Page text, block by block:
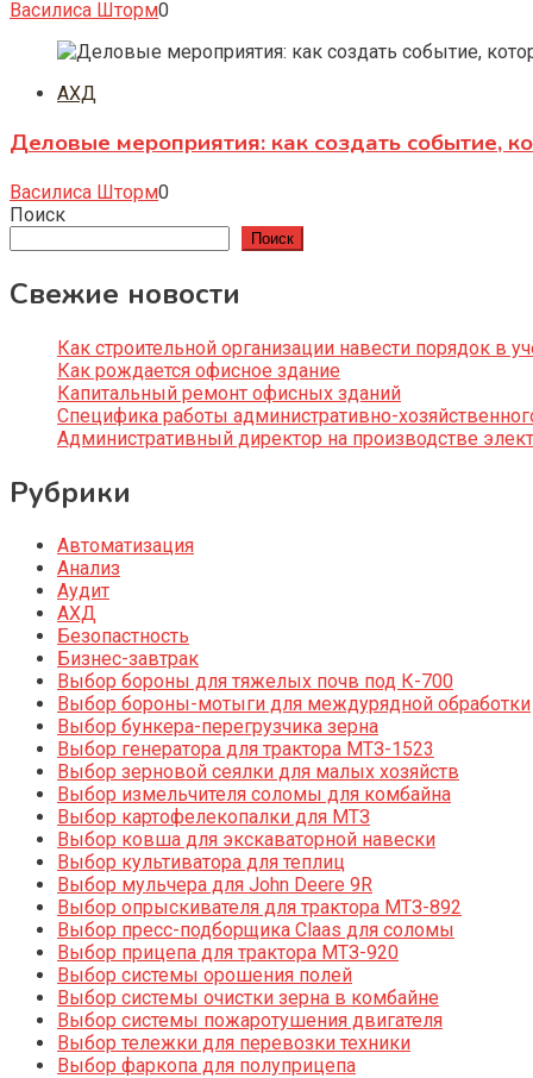
Василиса Шторм0
АХД
Деловые мероприятия: как создать событие,
Василиса Шторм0
Поиск
Поиск
Свежие новости
Как строительной организации навести порядок в
Как рождается офисное здание
Капитальный ремонт офисных зданий
Специфика работы административно-
Административный директор на производстве
Рубрики
Автоматизация
Анализ
Аудит
АХД
Безопастность
Бизнес-завтрак
Выбор бороны для тяжелых почв под К-700
Выбор бороны-мотыги для междурядной обработки
Выбор бункера-перегрузчика зерна
Выбор генератора для трактора МТЗ-1523
Выбор зерновой сеялки для малых хозяйств
Выбор измельчителя соломы для комбайна
Выбор картофелекопалки для МТЗ
Выбор ковша для экскаваторной навески
Выбор культиватора для теплиц
Выбор мульчера для John Deere 9R
Выбор опрыскивателя для трактора МТЗ-892
Выбор пресс-подборщика Claas для соломы
Выбор прицепа для трактора МТЗ-920
Выбор системы орошения полей
Выбор системы очистки зерна в комбайне
Выбор системы пожаротушения двигателя
Выбор тележки для перевозки техники
Выбор фаркопа для полуприцепа